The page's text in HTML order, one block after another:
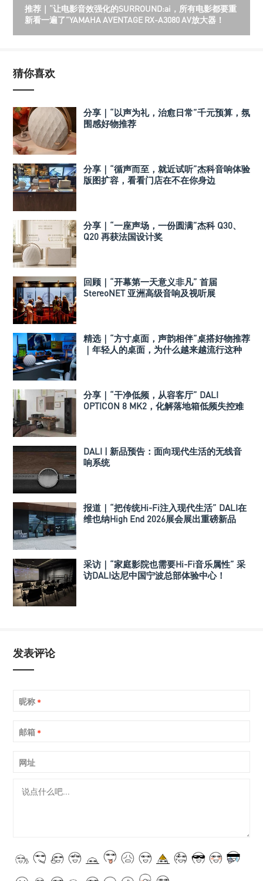
推荐｜“让电影音效强化的SURROUND:ai，所有电影都要重
新看一遍了”YAMAHA AVENTAGE RX-A3080 AV放大器！
猜你喜欢
分享｜“以声为礼，治愈日常”千元预算，氛
围感好物推荐
分享｜“循声而至，就近试听”杰科音响体验
版图扩容，看看门店在不在你身边
分享｜“一座声场，一份圆满”杰科 Q30、
Q20 再获法国设计奖
回顾｜“开幕第一天意义非凡” 首届
StereoNET 亚洲高级音响及视听展
精选｜“方寸桌面，声韵相伴”桌搭好物推荐
｜年轻人的桌面，为什么越来越流行这种
分享｜“干净低频，从容客厅” DALI
OPTICON 8 MK2，化解落地箱低频失控难
DALI | 新品预告：面向现代生活的无线音
响系统
报道｜“把传统Hi-Fi注入现代生活” DALI在
维也纳High End 2026展会展出重磅新品
采访｜“家庭影院也需要Hi-Fi音乐属性” 采
访DALI达尼中国宁波总部体验中心！
发表评论
昵称 *
邮箱 *
网址